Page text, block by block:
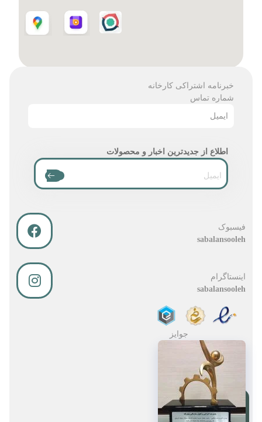
خبرنامه اشتراکی کارخانه
شماره تماس
ایمیل
اطلاع از جدیدترین اخبار و محصولات
فیسبوک
sabalansooleh
اینستاگرام
sabalansooleh
جوایز